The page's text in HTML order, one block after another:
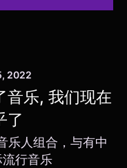
2022
音乐, 我们现在
了
乐人组合，与有中
行音乐